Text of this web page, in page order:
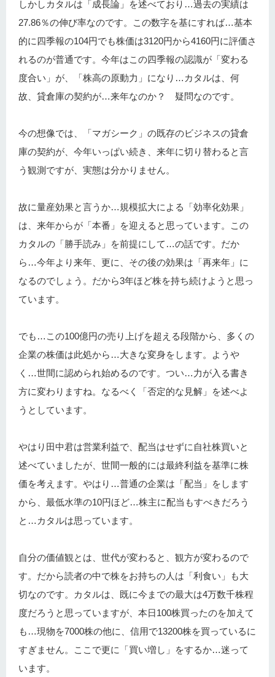
しかしカタルは「成長論」を述べており…過去の実績は
27.86％の伸び率なのです。この数字を基にすれば…基本
的に四季報の104円でも株価は3120円から4160円に評価さ
れるのが普通です。今年はこの四季報の認識が「変わる
度合い」が、「株高の原動力」になり…カタルは、何
故、貸倉庫の契約が…来年なのか？ 疑問なのです。
今の想像では、「マガシーク」の既存のビジネスの貸倉
庫の契約が、今年いっぱい続き、来年に切り替わると言
う観測ですが、実態は分かりません。
故に量産効果と言うか…規模拡大による「効率化効果」
は、来年からが「本番」を迎えると思っています。この
カタルの「勝手読み」を前提にして…の話です。だか
ら…今年より来年、更に、その後の効果は「再来年」に
なるのでしょう。だから3年ほど株を持ち続けようと思っ
ています。
でも…この100億円の売り上げを超える段階から、多くの
企業の株価は此処から…大きな変身をします。ようや
く…世間に認められ始めるのです。つい…力が入る書き
方に変わりますね。なるべく「否定的な見解」を述べよ
うとしています。
やはり田中君は営業利益で、配当はせずに自社株買いと
述べていましたが、世間一般的には最終利益を基準に株
価を考えます。やはり…普通の企業は「配当」をします
から、最低水準の10円ほど…株主に配当もすべきだろう
と…カタルは思っています。
自分の価値観とは、世代が変わると、観方が変わるので
す。だから読者の中で株をお持ちの人は「利食い」も大
切なのです。カタルは、既に今までの最大は4万数千株程
度だろうと思っていますが、本日100株買ったのを加えて
も…現物を7000株の他に、信用で13200株を買っているに
すぎません。ここで更に「買い増し」をするか…迷って
います。